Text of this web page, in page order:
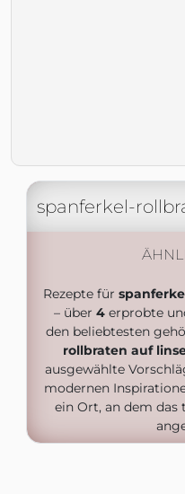
spanferkel-
Rezepte für
– über 4erprobte
den beliebtesten
rollbraten auf
ausgewählte
modernen
ein Ort, an dem das